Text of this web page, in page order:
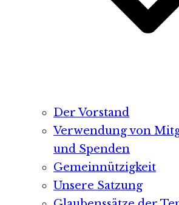
Der Vorstand
Verwendung von
und Spenden
Gemeinnützigkeit
Unsere Satzung